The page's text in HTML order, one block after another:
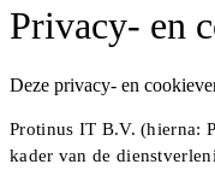
Privacy- en
Deze privacy- en
Protinus IT B.V. (hierna:
kader van de